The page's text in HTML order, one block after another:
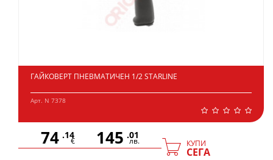
ГАЙКОВЕРТ ПНЕВМАТИЧЕН 1/2 STARLINE
Арт. N 7378
74 .14
€ 145 .01
лв. КУПИ
СЕГА